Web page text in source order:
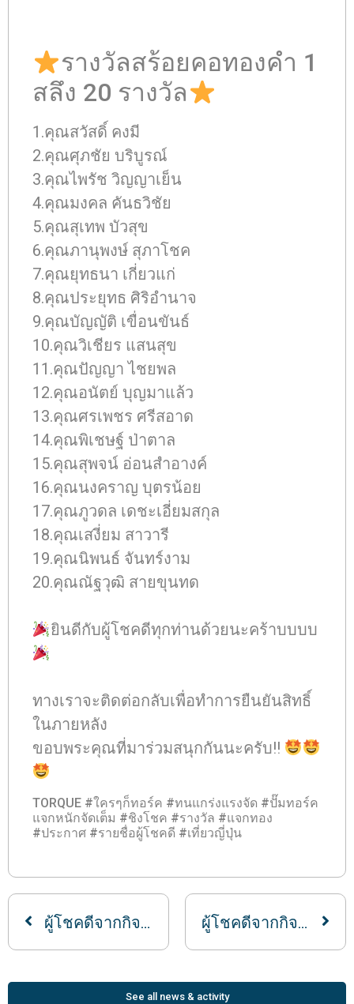
รางวัลสร้อยคอทองคำ 1
สลึง 20 รางวัล
1.คุณสวัสดิ์ คงมี
2.คุณศุภชัย บริบูรณ์
3.คุณไพรัช วิญญาเย็น
4.คุณมงคล คันธวิชัย
5.คุณสุเทพ บัวสุข
6.คุณภานุพงษ์ สุภาโชค
7.คุณยุทธนา เกี่ยวแก่
8.คุณประยุทธ ศิริอำนาจ
9.คุณบัญญัติ เขื่อนขันธ์
10.คุณวิเชียร แสนสุข
11.คุณปัญญา ไชยพล
12.คุณอนัตย์ บุญมาแล้ว
13.คุณศรเพชร ศรีสอาด
14.คุณพิเชษฐ์ ป่าตาล
15.คุณสุพจน์ อ่อนสำอางค์
16.คุณนงคราญ บุตรน้อย
17.คุณภูวดล เดชะเอี่ยมสกุล
18.คุณเสงี่ยม สาวารี
19.คุณนิพนธ์ จันทร์งาม
20.คุณณัฐวุฒิ สายขุนทด
ยินดีกับผู้โชคดีทุกท่านด้วยนะคร้าบบบบ
ทางเราจะติดต่อกลับเพื่อทำการยืนยันสิทธิ์
ในภายหลัง
ขอบพระคุณที่มาร่วมสนุกกันนะครับ!!
TORQUE #ใครๆก็ทอร์ค #ทนแกร่งแรงจัด #ปั๊มทอร์ค
แจกหนักจัดเต็ม #ชิงโชค #รางวัล #แจกทอง
#ประกาศ #รายชื่อผู้โชคดี #เที่ยวญี่ปุ่น
ผู้โชคดีจากกิจกรรมทอร์ค แจกหนัก จัดเต็ม ประจำเดือนพฤษภาคม ผู้โชคดีจากกิจกรรมทอร์ค แจกหนัก จัดเต็ม ประจำเดือนมิถุนายน
See all news & activity